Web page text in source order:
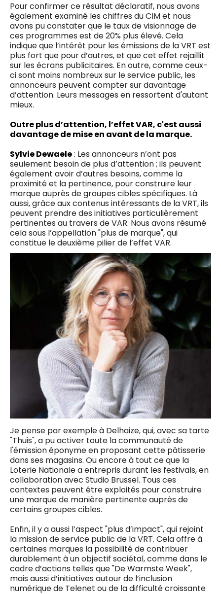
Pour confirmer ce résultat déclaratif, nous avons
également examiné les chiffres du CIM et nous
avons pu constater que le taux de visionnage de
ces programmes est de 20% plus élevé. Cela
indique que l’intérêt pour les émissions de la VRT est
plus fort que pour d’autres, et que cet effet rejaillit
sur les écrans publicitaires. En outre, comme ceux-
ci sont moins nombreux sur le service public, les
annonceurs peuvent compter sur davantage
d’attention. Leurs messages en ressortent d'autant
mieux.
Outre plus d’attention, l’effet VAR, c'est aussi
davantage de mise en avant de la marque.
Sylvie Dewaele: Les annonceurs n’ont pas
seulement besoin de plus d’attention ; ils peuvent
également avoir d’autres besoins, comme la
proximité et la pertinence, pour construire leur
marque auprès de groupes cibles spécifiques. Là
aussi, grâce aux contenus intéressants de la VRT, ils
peuvent prendre des initiatives particulièrement
pertinentes au travers de VAR. Nous avons résumé
cela sous l’appellation "plus de marque", qui
constitue le deuxième pilier de l’effet VAR.
Je pense par exemple à Delhaize, qui, avec sa tarte
"Thuis", a pu activer toute la communauté de
l'émission éponyme en proposant cette pâtisserie
dans ses magasins. Ou encore à tout ce que la
Loterie Nationale a entrepris durant les festivals, en
collaboration avec Studio Brussel. Tous ces
contextes peuvent être exploités pour construire
une marque de manière pertinente auprès de
certains groupes cibles.
Enfin, il y a aussi l’aspect "plus d’impact", qui rejoint
la mission de service public de la VRT. Cela offre à
certaines marques la possibilité de contribuer
durablement à un objectif sociétal, comme dans le
cadre d’actions telles que "De Warmste Week",
mais aussi d’initiatives autour de l’inclusion
numérique de Telenet ou de la difficulté croissante